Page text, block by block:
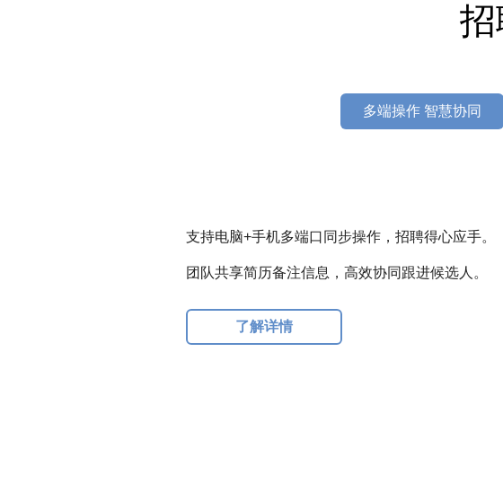
多端操作 智慧协同
支持电脑+手机多端口同步操作，招聘得心应手。
团队共享简历备注信息，高效协同跟进候选人。
了解详情